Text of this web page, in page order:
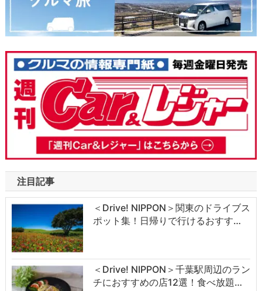
注目記事
＜Drive! NIPPON＞関東のドライブス
ポット集！日帰りで行けるおすす…
＜Drive! NIPPON＞千葉駅周辺のラン
チにおすすめの店12選！食べ放題…